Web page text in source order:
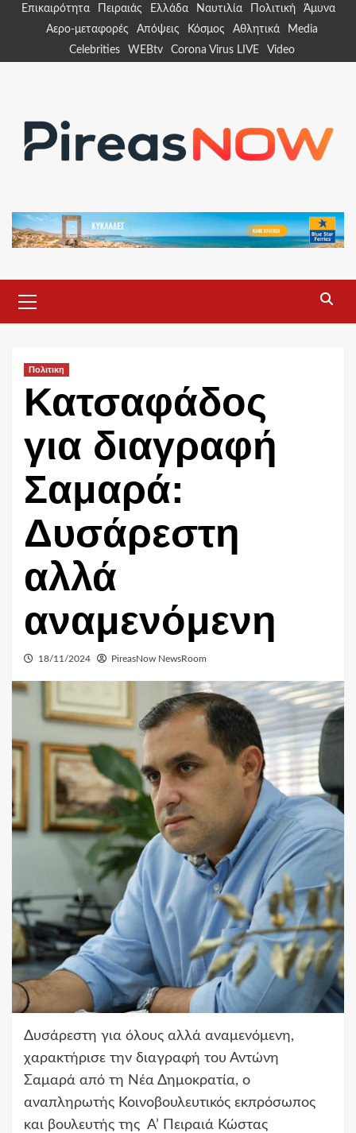
Επικαιρότητα Πειραιάς Ελλάδα Ναυτιλία Πολιτική
Άμυνα
Αερο-μεταφορές
Απόψεις Κόσμος Αθλητικά
Media
Celebrities
WEBtv Corona Virus LIVE Video
Menu
Πολιτικη
Κατσαφάδος
για διαγραφή
Σαμαρά:
Δυσάρεστη
αλλά
αναμενόμενη
18/11/2024 PireasNow NewsRoom
Δυσάρεστη για όλους αλλά αναμενόμενη,
χαρακτήρισε την διαγραφή του Αντώνη
Σαμαρά από τη Νέα Δημοκρατία, ο
αναπληρωτής Κοινοβουλευτικός εκπρόσωπος
και βουλευτής της Α’ Πειραιά Κώστας